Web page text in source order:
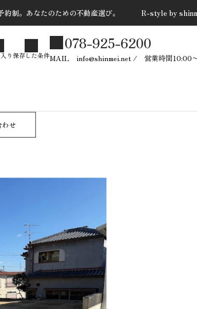
せ
約制。あなたのための不動産選び。 R-style by
り保存した条件
078-925-6200
MAIL info@shinmei.net / 営業時間10:00〜